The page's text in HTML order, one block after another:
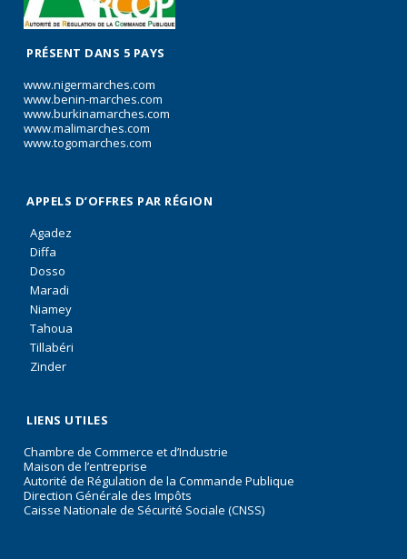
PRÉSENT DANS 5 PAYS
www.nigermarches.com
www.benin-marches.com
www.burkinamarches.com
www.malimarches.com
www.togomarches.com
APPELS D’OFFRES PAR RÉGION
Agadez
Diffa
Dosso
Maradi
Niamey
Tahoua
Tillabéri
Zinder
LIENS UTILES
Chambre de Commerce et d’Industrie
Maison de l’entreprise
Autorité de Régulation de la Commande Publique
Direction Générale des Impôts
Caisse Nationale de Sécurité Sociale (CNSS)